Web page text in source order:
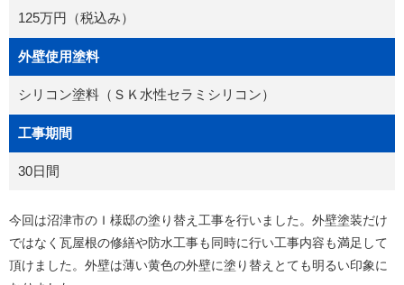
125万円（税込み）
外壁使用塗料
シリコン塗料（ＳＫ水性セラミシリコン）
工事期間
30日間
今回は沼津市のＩ様邸の塗り替え工事を行いました。外壁塗装だけ
ではなく瓦屋根の修繕や防水工事も同時に行い工事内容も満足して
頂けました。外壁は薄い黄色の外壁に塗り替えとても明るい印象に